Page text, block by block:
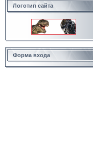
Логотип сайта
Форма входа